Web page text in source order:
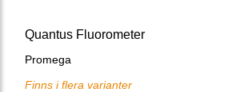
Quantus Fluorometer
Promega
Finns i flera varianter